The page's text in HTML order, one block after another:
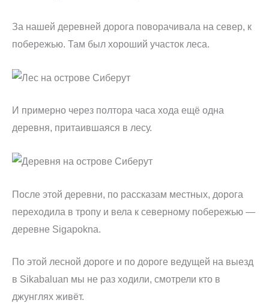
За нашей деревней дорога поворачивала на север, к
побережью. Там был хороший участок леса.
И примерно через полтора часа хода ещё одна
деревня, притаившаяся в лесу.
После этой деревни, по рассказам местных, дорога
переходила в тропу и вела к северному побережью —
деревне Sigapokna.
По этой лесной дороге и по дороге ведущей на выезд
в Sikabaluan мы не раз ходили, смотрели кто в
джунглях живёт.